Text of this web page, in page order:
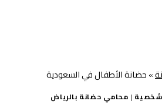
»حضانة الأطفال في السعودية
شخصية | محامي حضانة بالرياض